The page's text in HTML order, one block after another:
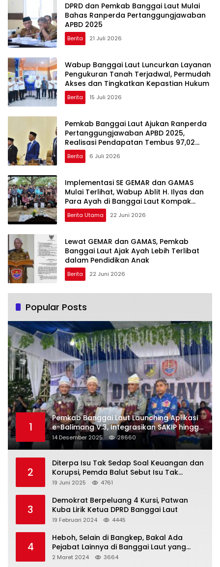
DPRD dan Pemkab Banggai Laut Mulai
Bahas Ranperda Pertanggungjawaban
APBD 2025
Berita 21 Juli 2026
Wabup Banggai Laut Luncurkan Layanan
Pengukuran Tanah Terjadwal, Permudah
Akses dan Tingkatkan Kepastian Hukum
Berita 15 Juli 2026
Pemkab Banggai Laut Ajukan Ranperda
Pertanggungjawaban APBD 2025,
Realisasi Pendapatan Tembus 97,02
Persen
Berita 6 Juli 2026
Implementasi SE GEMAR dan GAMAS
Mulai Terlihat, Wabup Ablit H. Ilyas dan
Para Ayah di Banggai Laut Kompak
Ambil Rapor Anak
Berita Utama 22 Juni 2026
Lewat GEMAR dan GAMAS, Pemkab
Banggai Laut Ajak Ayah Lebih Terlibat
dalam Pendidikan Anak
Berita 22 Juni 2026
Popular Posts
1
Pemkab Banggai Laut Launching Aplikasi
e-Balimang V.3, Integrasikan SAKIP hingga
Satu Data Layanan Publik
14 Desember 2025 28660
2
Diterpa Isu Tak Sedap Soal Keuangan dan
Korupsi, Pemda Balut Sebut Isu Tak
Berdasar
19 Juni 2025 4761
3
Demokrat Berpeluang 4 Kursi, Patwan
Kuba Lirik Ketua DPRD Banggai Laut
19 Februari 2024 4445
4
Heboh, Selain di Bangkep, Bakal Ada
Pejabat Lainnya di Banggai Laut yang
Bakal di Ciduk, Bagini Kata Kapolres!
2 Maret 2024 3664